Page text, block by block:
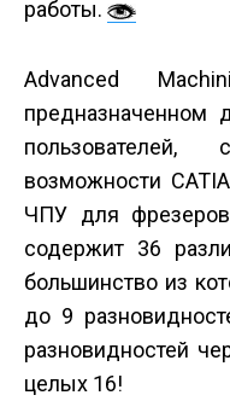
работы.
Advanced
предназначенном
возможности
ЧПУ для
содержит 36
большинство из
до 9
разновидностей
целых 16!